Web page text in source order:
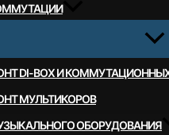
DI-BOX И
МУЛЬТИКОРОВ
ОБОРУДОВАНИЯ